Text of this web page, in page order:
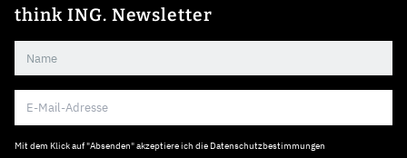
think ING. Newsletter
Mit dem Klick auf "Absenden" akzeptiere ich die Datenschutzbestimmungen